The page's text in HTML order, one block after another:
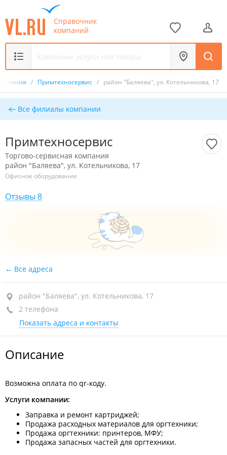
Справочник
компаний
/ Примтехносервис / район "Баляева", ул. Котельникова, 17
Все филиалы компании
Примтехносервис
Торгово-сервисная компания
район "Баляева", ул. Котельникова, 17
Офисное оборудование
Отзывы 8
Все адреса
район "Баляева", ул. Котельникова, 17
2 телефона
Показать адреса и контакты
Описание
Возможна оплата по qr-коду.
Услуги компании:
Заправка и ремонт картриджей;
Продажа расходных материалов для оргтехники;
Продажа оргтехники: принтеров, МФУ;
Продажа запасных частей для оргтехники.